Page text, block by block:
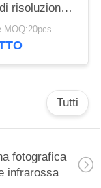
risoluzione
IPx4 del
MOQ:20pcs
Tutti
fotografica
infrarossa